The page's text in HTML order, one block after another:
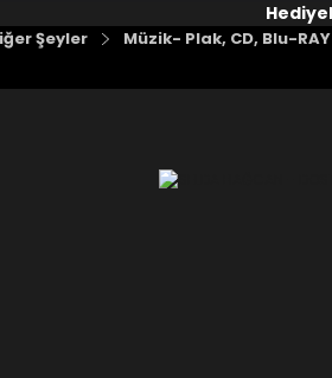
Şeyler Müzik- Plak, CD, Blu-RAY